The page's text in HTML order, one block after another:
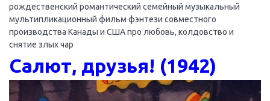
рождественский романтический семейный музыкальный
мультипликационный фильм фэнтези совместного
производства Канады и США про любовь, колдовство и
снятие злых чар
Салют, друзья! (1942)